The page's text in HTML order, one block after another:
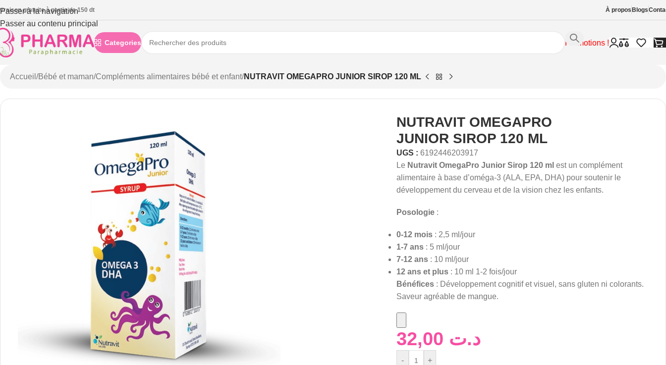
Passer à la navigation
Passer au contenu principal
gratuite à partie de 150 dt À propos Blogs
Categories Promotions !
Accueil /Bébé et maman/Compléments alimentaires bébé et enfant/NUTRAVIT OMEGAPRO JUNIOR SIROP 120 ML
NUTRAVIT OMEGAPRO
JUNIOR SIROP 120 ML
UGS :6192446203917
Le Nutravit OmegaPro Junior Sirop 120 ml est un complément
alimentaire à base d’oméga-3 (ALA, EPA, DHA) pour soutenir le
développement du cerveau et de la vision chez les enfants.
Posologie :
0-12 mois : 2,5 ml/jour
1-7 ans : 5 ml/jour
7-12 ans : 10 ml/jour
12 ans et plus : 10 ml 1-2 fois/jour
Bénéfices : Développement cognitif et visuel, sans gluten ni colorants.
Saveur agréable de mangue.
د.ت
- +